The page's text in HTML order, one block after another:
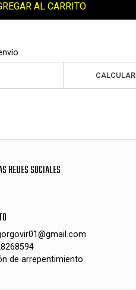
AL CARRITO
CALCULAR
REDES SOCIALES
de arrepentimiento